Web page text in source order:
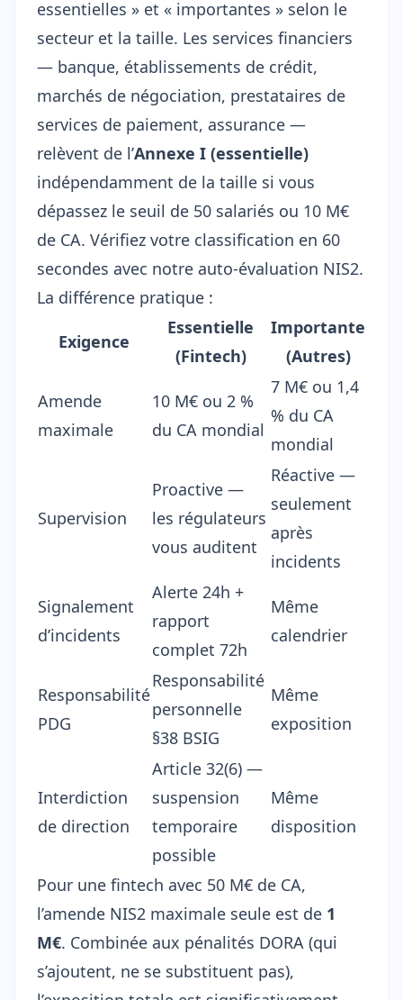
essentielles » et « importantes » selon le
secteur et la taille. Les services financiers
— banque, établissements de crédit,
marchés de négociation, prestataires de
services de paiement, assurance —
relèvent de l’Annexe I (essentielle)
indépendamment de la taille si vous
dépassez le seuil de 50 salariés ou 10 M€
de CA. Vérifiez votre classification en 60
secondes avec notre auto-évaluation NIS2.
La différence pratique :
Exigence
Essentielle
(Fintech)
Importante
(Autres)
Amende
maximale
10 M€ ou 2 %
du CA mondial
7 M€ ou 1,4
% du CA
mondial
Supervision
Proactive —
les régulateurs
vous auditent
Réactive —
seulement
après
incidents
Signalement
d’incidents
Alerte 24h +
rapport
complet 72h
Même
calendrier
Responsabilité
PDG
Responsabilité
personnelle
§38 BSIG
Même
exposition
Interdiction
de direction
Article 32(6) —
suspension
temporaire
possible
Même
disposition
Pour une fintech avec 50 M€ de CA,
l’amende NIS2 maximale seule est de 1
M€. Combinée aux pénalités DORA (qui
s’ajoutent, ne se substituent pas),